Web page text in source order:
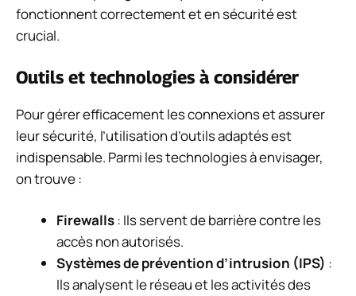
fonctionnent correctement et en sécurité est
crucial.
Outils et technologies à considérer
Pour gérer efficacement les connexions et assurer
leur sécurité, l’utilisation d’outils adaptés est
indispensable. Parmi les technologies à envisager,
on trouve :
Firewalls: Ils servent de barrière contre les
accès non autorisés.
Systèmes de prévention d’intrusion (IPS) :
Ils analysent le réseau et les activités des